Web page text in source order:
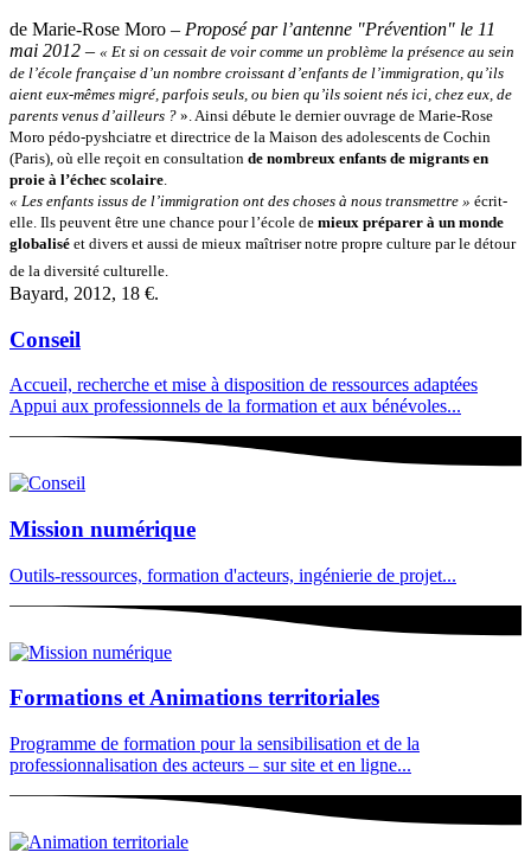
de Marie-Rose Moro – Proposé par l’antenne "Prévention" le 11
mai 2012 – « Et si on cessait de voir comme un problème la présence au sein
de l’école française d’un nombre croissant d’enfants de l’immigration, qu’ils
aient eux-mêmes migré, parfois seuls, ou bien qu’ils soient nés ici, chez eux, de
parents venus d’ailleurs ? ». Ainsi débute le dernier ouvrage de Marie-Rose
Moro pédo-pyshciatre et directrice de la Maison des adolescents de Cochin
(Paris), où elle reçoit en consultation de nombreux enfants de migrants en
proie à l’échec scolaire
« Les enfants issus de l’immigration ont des choses à nous transmettre » écrit-
elle. Ils peuvent être une chance pour l’école de mieux préparer à un monde
globalisé et divers et aussi de mieux maîtriser notre propre culture par le détour
de la diversité culturelle.
Bayard, 2012, 18 €.
Conseil
Accueil, recherche et mise à disposition de ressources adaptées
Appui aux professionnels de la formation et aux bénévoles...
Mission numérique
Outils-ressources, formation d'acteurs, ingénierie de projet...
Formations et Animations territoriales
Programme de formation pour la sensibilisation et de la
professionnalisation des acteurs – sur site et en ligne...